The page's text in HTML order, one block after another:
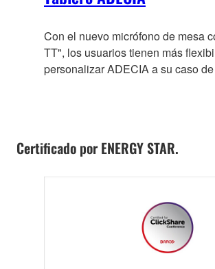
Con el nuevo micrófono de mesa
TT", los usuarios tienen más
personalizar ADECIA a su caso
Certificado por ENERGY STAR.